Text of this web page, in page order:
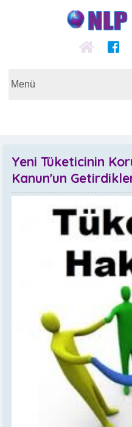
Yeni Tüketicinin
Kanun'un